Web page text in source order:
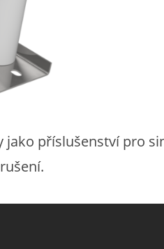
jako příslušenství pro